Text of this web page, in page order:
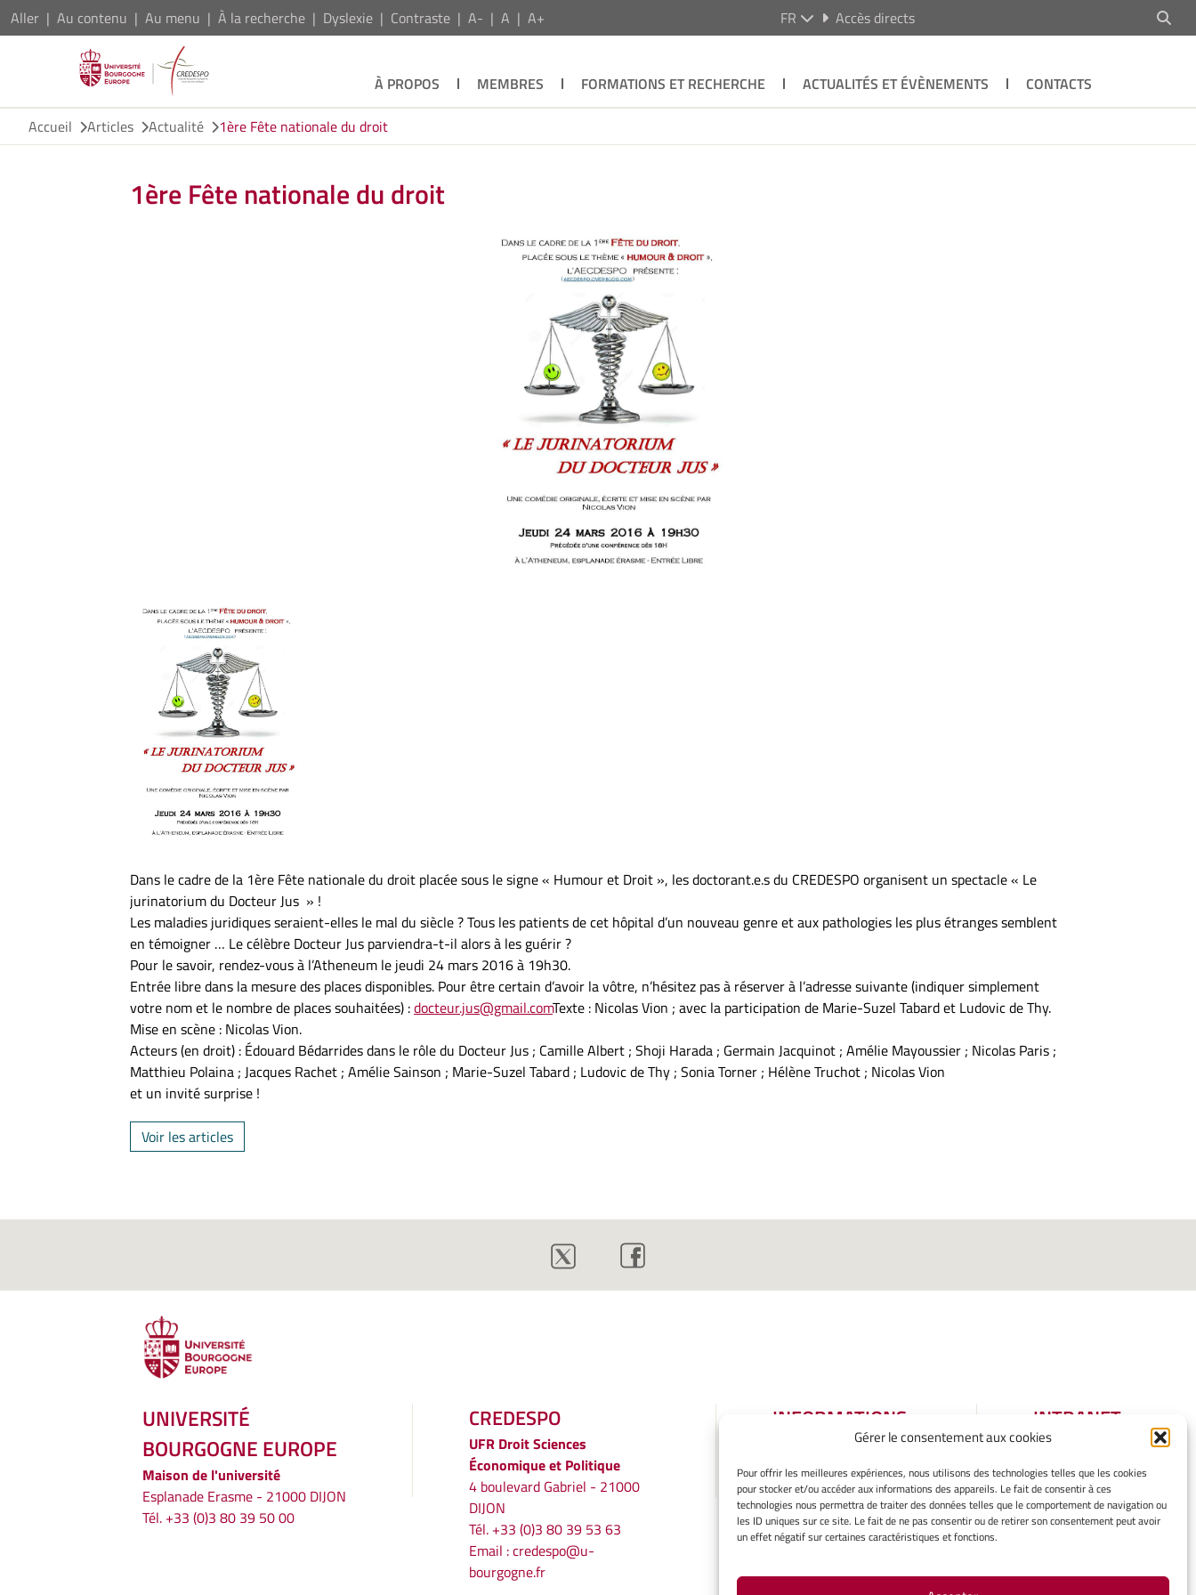
Gérer le consentement aux cookies
Pour offrir les meilleures expériences, nous utilisons des technologies telles que les cookies
pour stocker et/ou accéder aux informations des appareils. Le fait de consentir à ces
technologies nous permettra de traiter des données telles que le comportement de navigation ou
les ID uniques sur ce site. Le fait de ne pas consentir ou de retirer son consentement peut avoir
un effet négatif sur certaines caractéristiques et fonctions.
Aller Au contenu Au menu À la recherche Dyslexie Contraste A- A A+ FR Accès directs
À PROPOS MEMBRES FORMATIONS ET RECHERCHE ACTUALITÉS ET ÉVÈNEMENTS
CONTACTS
Accueil
Articles Actualité 1ère Fête nationale du droit
1ère Fête nationale du droit
Dans le cadre de la 1ère Fête nationale du droit placée sous le signe « Humour et Droit », les doctorant.e.s du CREDESPO organisent un spectacle « Le
jurinatorium du Docteur Jus » !
Les maladies juridiques seraient-elles le mal du siècle ? Tous les patients de cet hôpital d’un nouveau genre et aux pathologies les plus étranges semblent
en témoigner … Le célèbre Docteur Jus parviendra-t-il alors à les guérir ?
Pour le savoir, rendez-vous à l’Atheneum le jeudi 24 mars 2016 à 19h30.
Entrée libre dans la mesure des places disponibles. Pour être certain d’avoir la vôtre, n’hésitez pas à réserver à l’adresse suivante (indiquer simplement
votre nom et le nombre de places souhaitées) :docteur.jus@gmail.comTexte : Nicolas Vion ; avec la participation de Marie-Suzel Tabard et Ludovic de Thy.
Mise en scène : Nicolas Vion.
Acteurs (en droit) : Édouard Bédarrides dans le rôle du Docteur Jus ; Camille Albert ; Shoji Harada ; Germain Jacquinot ; Amélie Mayoussier ; Nicolas Paris ;
Matthieu Polaina ; Jacques Rachet ; Amélie Sainson ; Marie-Suzel Tabard ; Ludovic de Thy ; Sonia Torner ; Hélène Truchot ; Nicolas Vion
et un invité surprise !
Voir les articles
UNIVERSITÉ
BOURGOGNE EUROPE
Maison de l'université
Esplanade Erasme - 21000 DIJON
Tél. +33 (0)3 80 39 50 00
CREDESPO
UFR Droit Sciences
Économique et Politique
4 boulevard Gabriel - 21000
DIJON
Tél. +33 (0)3 80 39 53 63
Email :credespo@u-
bourgogne.fr
INFORMATIONS
Mentions légales
Gérer mes cookies
Politique de cookies
Déclaration de
Avertissement
INTRANET